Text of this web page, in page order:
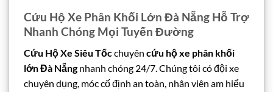
Cứu Hộ Xe Phân Khối Lớn Đà Nẵng Hỗ Trợ
Nhanh Chóng Mọi Tuyến Đường
Cứu Hộ Xe Siêu Tốcchuyên cứu hộ xe phân khối
lớn Đà Nẵngnhanh chóng 24/7. Chúng tôi có đội xe
chuyên dụng, móc cố định an toàn, nhân viên am hiểu